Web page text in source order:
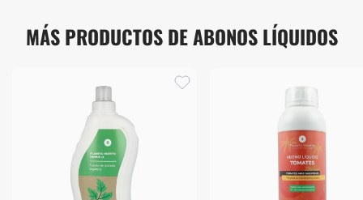
MÁS PRODUCTOS DE ABONOS LÍQUIDOS